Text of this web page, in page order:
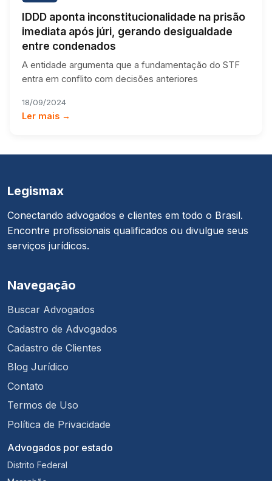
IDDD aponta inconstitucionalidade na prisão
imediata após júri, gerando desigualdade
entre condenados
A entidade argumenta que a fundamentação do STF
entra em conflito com decisões anteriores
18/09/2024
Ler mais →
Legismax
Conectando advogados e clientes em todo o Brasil.
Encontre profissionais qualificados ou divulgue seus
serviços jurídicos.
Navegação
Buscar Advogados
Cadastro de Advogados
Cadastro de Clientes
Blog Jurídico
Contato
Termos de Uso
Política de Privacidade
Advogados por estado
Distrito Federal